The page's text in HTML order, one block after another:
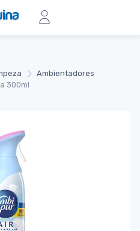
Ambientadores
300ml